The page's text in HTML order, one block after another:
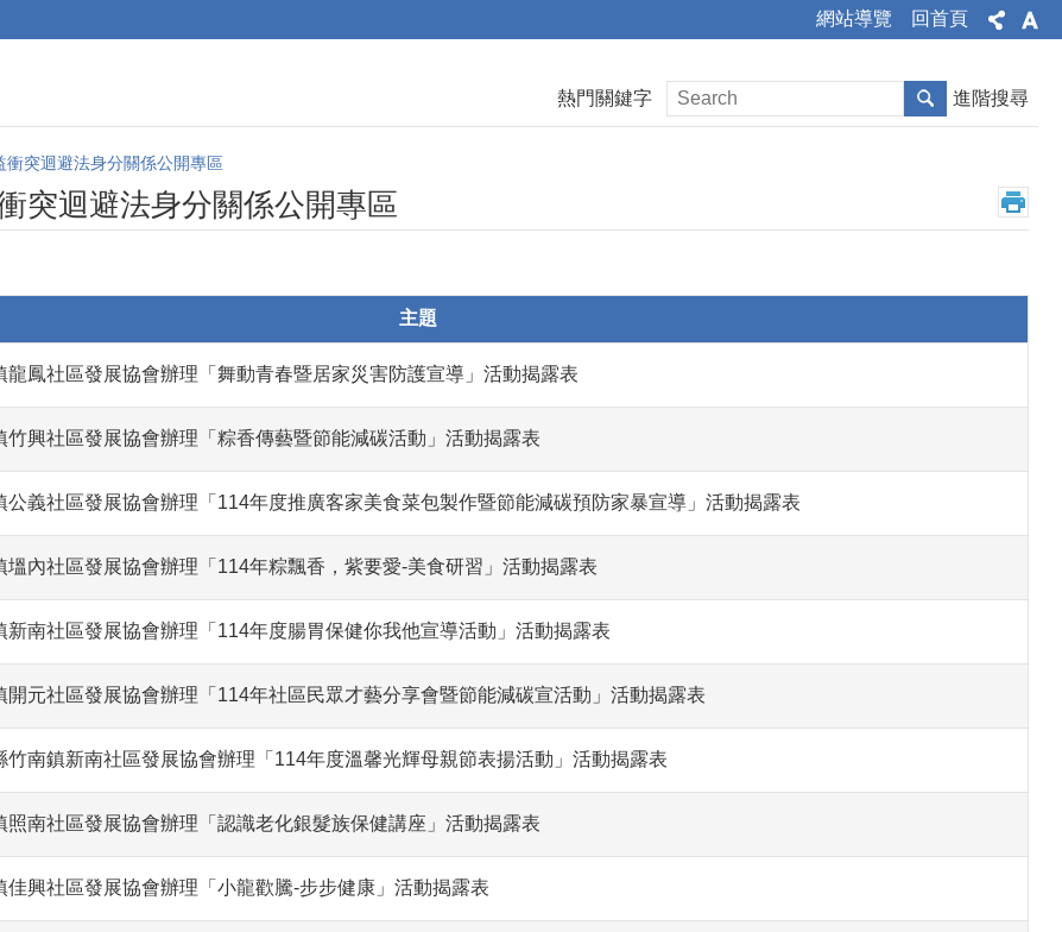
網站導覽 回首頁
熱門關鍵字 進階搜尋
衝突迴避法身分關係公開專區
突迴避法身分關係公開專區
主題
龍鳳社區發展協會辦理「舞動青春暨居家災害防護宣導」活動揭露表
竹興社區發展協會辦理「粽香傳藝暨節能減碳活動」活動揭露表
公義社區發展協會辦理「114年度推廣客家美食菜包製作暨節能減碳預防家暴宣導」活動揭露表
塭內社區發展協會辦理「114年粽飄香，紫要愛-美食研習」活動揭露表
新南社區發展協會辦理「114年度腸胃保健你我他宣導活動」活動揭露表
開元社區發展協會辦理「114年社區民眾才藝分享會暨節能減碳宣活動」活動揭露表
竹南鎮新南社區發展協會辦理「114年度溫馨光輝母親節表揚活動」活動揭露表
照南社區發展協會辦理「認識老化銀髮族保健講座」活動揭露表
佳興社區發展協會辦理「小龍歡騰-步步健康」活動揭露表